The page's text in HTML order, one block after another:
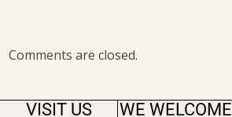
Comments are closed.
VISIT US
WE WELCOME